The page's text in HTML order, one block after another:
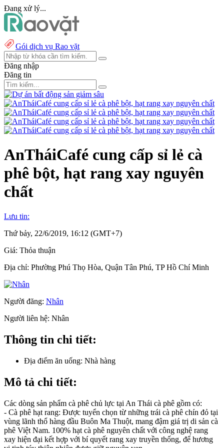
Đang xử lý...
Gói dịch vụ Rao vặt
Đăng nhập
Đăng tin
AnTháiCafé cung cấp sỉ lẻ cà
phê bột, hạt rang xay nguyên
chất
Lưu tin:
Thứ bảy, 22/6/2019, 16:12 (GMT+7)
Giá: Thỏa thuận
Địa chỉ: Phường Phú Thọ Hòa, Quận Tân Phú, TP Hồ Chí Minh
Người đăng: Nhân
Người liên hệ: Nhân
Thông tin chi tiết:
Địa điểm ăn uống: Nhà hàng
Mô tả chi tiết:
Các dòng sản phẩm cà phê chủ lực tại An Thái cà phê gồm có:
- Cà phê hạt rang: Được tuyển chọn từ những trái cà phê chín đỏ tại
vùng lãnh thổ hàng đầu Buôn Ma Thuột, mang đậm giá trị di sản cà
phê Việt Nam. 100% hạt cà phê nguyên chất với công nghệ rang
xay hiện đại kết hợp với bí quyết rang xay truyền thống, để hương